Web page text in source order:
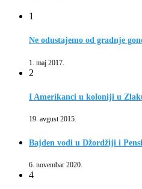
1
Ne odustajemo od gradnje
1. maj 2017.
2
I Amerikanci u koloniji u
19. avgust 2015.
Bajden vodi u Džordžiji i
6. novembar 2020.
4